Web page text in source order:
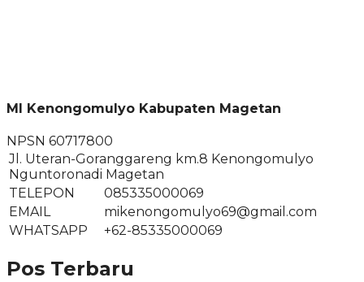
MI Kenongomulyo Kabupaten Magetan
NPSN 60717800
Jl. Uteran-Goranggareng km.8 Kenongomulyo
Nguntoronadi Magetan
TELEPON
085335000069
EMAIL
mikenongomulyo69@gmail.com
WHATSAPP
+62-85335000069
Pos Terbaru